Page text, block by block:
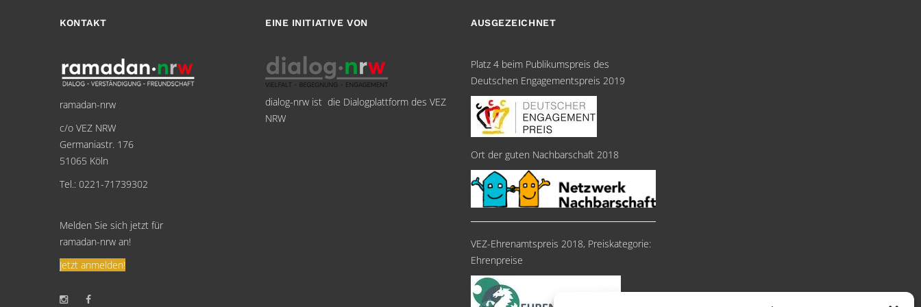
KONTAKT
ramadan-nrw
c/o VEZ NRW
Germaniastr. 176
51065 Köln
Tel.: 0221-71739302
Melden Sie sich jetzt für
ramadan-nrw an!
Jetzt anmelden!
EINE INITIATIVE VON
dialog-nrw ist die Dialogplattform des VEZ
NRW
AUSGEZEICHNET
Platz 4 beim Publikumspreis des
Deutschen Engagementspreis 2019
Ort der guten Nachbarschaft 2018
VEZ-Ehrenamtspreis 2018, Preiskategorie:
Ehrenpreise